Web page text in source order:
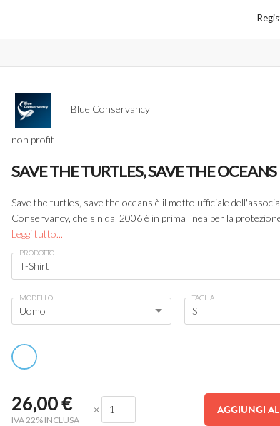
Blue Conservancy
non profit
SAVE THE TURTLES, SAVE THE OCEANS
Save the turtles, save the oceans è il motto ufficiale
Conservancy, che sin dal 2006 è in prima linea per la
Leggi tutto...
PRODOTTO
T-Shirt
MODELLO
Uomo
TAGLIA
S
26,00€
IVA 22% INCLUSA
× AGGIUNGI